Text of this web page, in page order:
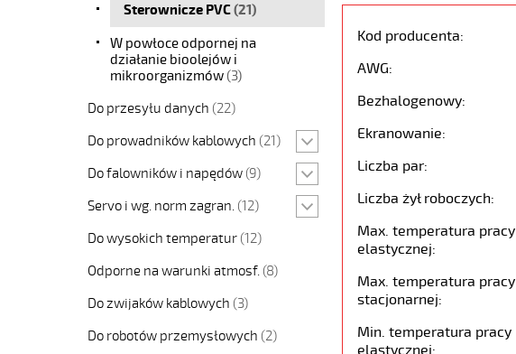
Sterownicze PVC(21)
W powłoce odpornej na
działanie bioolejów i
mikroorganizmów(3)
Do przesyłu danych (22)
Do prowadników kablowych (21)
Do falowników i napędów (9)
Servo i wg. norm zagran. (12)
Do wysokich temperatur (12)
Odporne na warunki atmosf. (8)
Do zwijaków kablowych (3)
Do robotów przemysłowych (2)
Kod producenta:
AWG:
Bezhalogenowy:
Ekranowanie:
Liczba par:
Liczba żył roboczych:
Max. temperatura pracy
elastycznej:
Max. temperatura pracy
stacjonarnej:
Min. temperatura pracy